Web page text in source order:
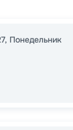
, Понедельник